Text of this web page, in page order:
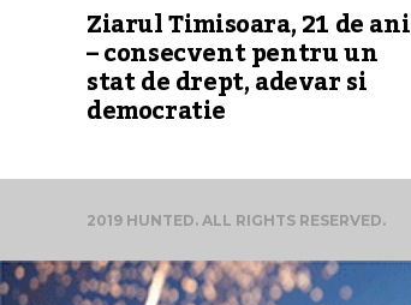
Ziarul Timisoara, 21 de ani
– consecvent pentru un
stat de drept, adevar si
democratie
2019 HUNTED. ALL RIGHTS RESERVED.